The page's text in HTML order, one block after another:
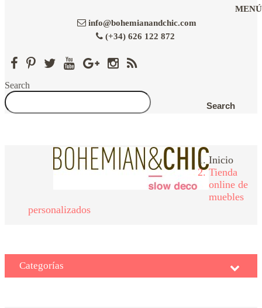
info@bohemianandchic.com
(+34) 626 122 872
Search
Search
Search
MENÚ
Inicio
Tienda
online de
muebles
personalizados
Categorías